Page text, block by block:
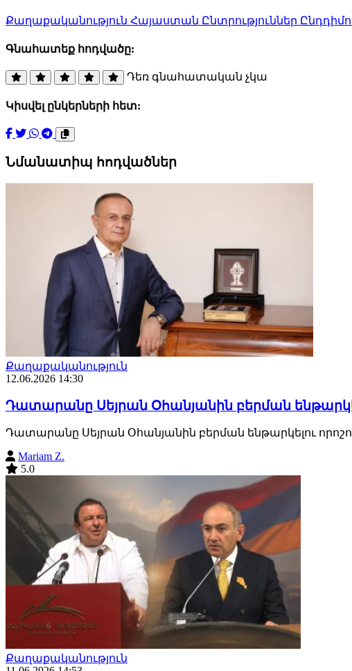
Քաղաքականություն Հայաստան Ընտրություններ
Գնահատեք հոդվածը:
Դեռ գնահատական չկա
Կիսվել ընկերների հետ:
Նմանատիպ հոդվածներ
Քաղաքականություն
12.06.2026 14:30
Դատարանը Սեյրան Օհանյանին բերման
Դատարանը Սեյրան Օհանյանին բերման ենթարկելու
Mariam Z.
5.0
Քաղաքականություն